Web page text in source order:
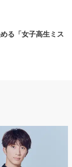
る「女子高生ミス